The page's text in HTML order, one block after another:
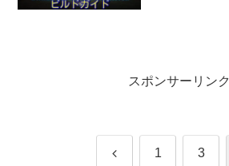
スポンサーリンク
前 1 3